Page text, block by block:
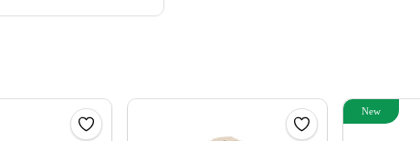
New